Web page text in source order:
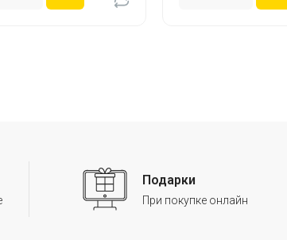
Подарки
При покупке онлайн